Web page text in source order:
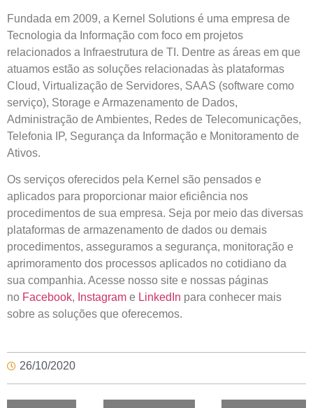
Fundada em 2009, a Kernel Solutions é uma empresa de
Tecnologia da Informação com foco em projetos
relacionados a Infraestrutura de TI. Dentre as áreas em que
atuamos estão as soluções relacionadas às plataformas
Cloud, Virtualização de Servidores, SAAS (software como
serviço), Storage e Armazenamento de Dados,
Administração de Ambientes, Redes de Telecomunicações,
Telefonia IP, Segurança da Informação e Monitoramento de
Ativos.
Os serviços oferecidos pela Kernel são pensados e
aplicados para proporcionar maior eficiência nos
procedimentos de sua empresa. Seja por meio das diversas
plataformas de armazenamento de dados ou demais
procedimentos, asseguramos a segurança, monitoração e
aprimoramento dos processos aplicados no cotidiano da
sua companhia. Acesse nosso site e nossas páginas
no Facebook, Instagram e LinkedIn para conhecer mais
sobre as soluções que oferecemos.
26/10/2020